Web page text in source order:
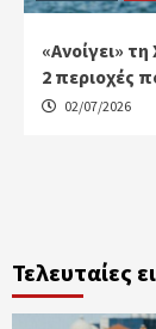
«Ανοίγει»
2 περιοχές
02/07/2026
Τελευταίες